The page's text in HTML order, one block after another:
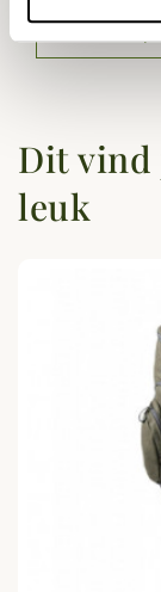
Dit vind
leuk